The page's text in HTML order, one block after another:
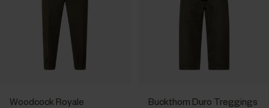
Woodcock Royale
Buckthorn Duro Treggings